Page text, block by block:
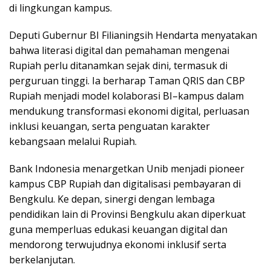
di lingkungan kampus.
Deputi Gubernur BI Filianingsih Hendarta menyatakan
bahwa literasi digital dan pemahaman mengenai
Rupiah perlu ditanamkan sejak dini, termasuk di
perguruan tinggi. Ia berharap Taman QRIS dan CBP
Rupiah menjadi model kolaborasi BI–kampus dalam
mendukung transformasi ekonomi digital, perluasan
inklusi keuangan, serta penguatan karakter
kebangsaan melalui Rupiah.
Bank Indonesia menargetkan Unib menjadi pioneer
kampus CBP Rupiah dan digitalisasi pembayaran di
Bengkulu. Ke depan, sinergi dengan lembaga
pendidikan lain di Provinsi Bengkulu akan diperkuat
guna memperluas edukasi keuangan digital dan
mendorong terwujudnya ekonomi inklusif serta
berkelanjutan.